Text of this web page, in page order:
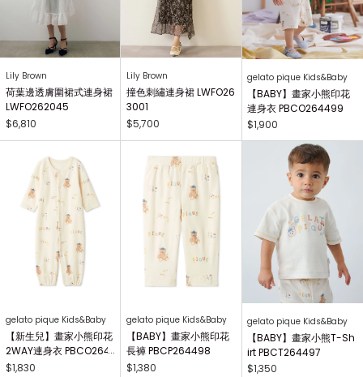
Lily Brown
荷葉邊透膚圍裙式連身裙
LWFO262045
$6,810
Lily Brown
撞色刺繡連身裙 LWFO26
3001
$5,700
gelato pique Kids&Baby
【BABY】畫家小熊印花
連身衣 PBCO264499
$1,900
gelato pique Kids&Baby
【新生兒】畫家小熊印花
2WAY連身衣 PBCO264
738
$1,830
gelato pique Kids&Baby
【BABY】畫家小熊印花
長褲 PBCP264498
$1,380
gelato pique Kids&Baby
【BABY】畫家小熊T-Sh
irt PBCT264497
$1,350